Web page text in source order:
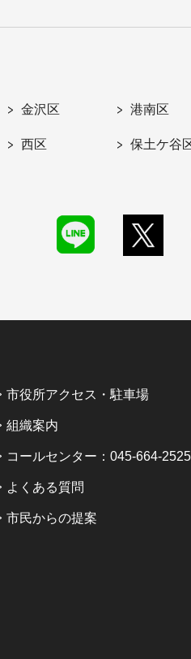
金沢区 港南区
西区 保土ケ谷
市役所アクセス・駐車場
組織案内
コールセンター：045-664-2525
よくある質問
市民からの提案